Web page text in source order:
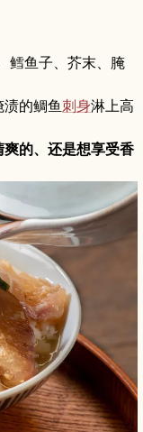
鳕鱼子、芥末、腌
的鲷鱼刺身淋上高
的、还是想享受香